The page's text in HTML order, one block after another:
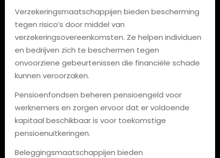
Verzekeringsmaatschappijen bieden bescherming
tegen risico’s door middel van
verzekeringsovereenkomsten. Ze helpen individuen
en bedrijven zich te beschermen tegen
onvoorziene gebeurtenissen die financiële schade
kunnen veroorzaken.
Pensioenfondsen beheren pensioengeld voor
werknemers en zorgen ervoor dat er voldoende
kapitaal beschikbaar is voor toekomstige
pensioenuitkeringen.
Beleggingsmaatschappijen bieden